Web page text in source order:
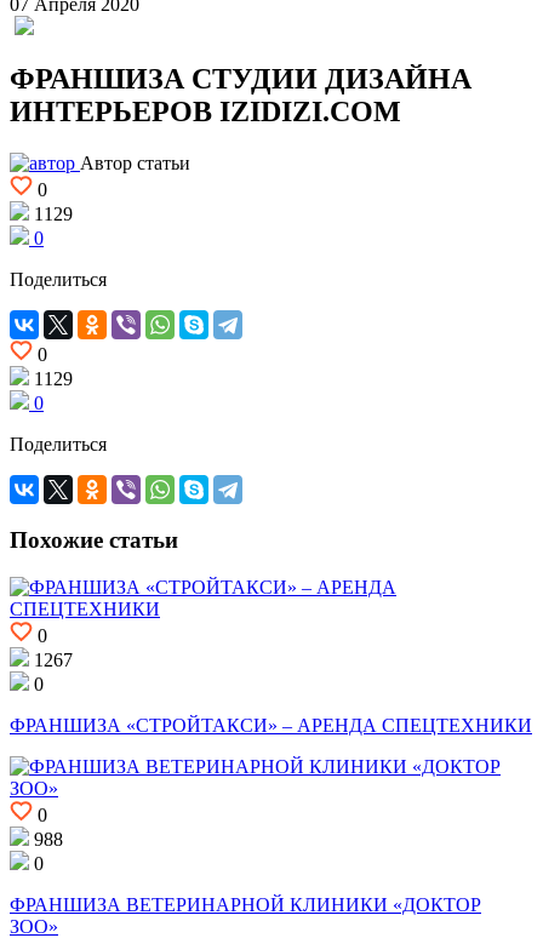
ФРАНШИЗА СТУДИИ ДИЗАЙНА
ИНТЕРЬЕРОВ IZIDIZI.COM
Автор статьи
0
1129
0
Поделиться
0
1129
0
Поделиться
Похожие статьи
0
1267
0
ФРАНШИЗА «СТРОЙТАКСИ» – АРЕНДА СПЕЦТЕХНИКИ
0
988
0
ФРАНШИЗА ВЕТЕРИНАРНОЙ КЛИНИКИ «ДОКТОР
ЗОО»